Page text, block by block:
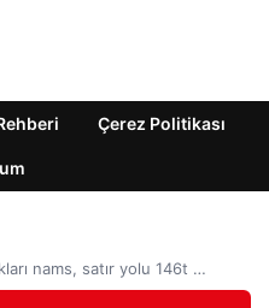
Çerez Politikası
nams, satır yolu 146t …